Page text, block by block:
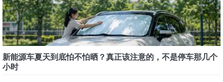
新能源车夏天到底怕不怕晒？真正该注意的，不是停车那几个
小时